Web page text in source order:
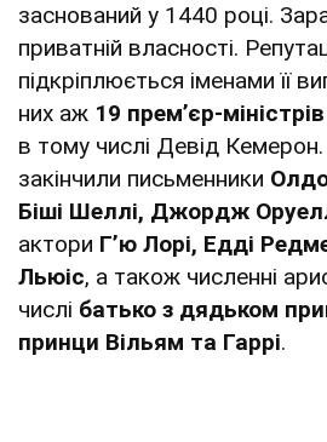
заснований у 1440 році.
приватній власності.
підкріплюється іменами її
них аж 19 прем’єр-
в тому числі Девід
закінчили письменники
Біші Шеллі, Джордж
актори Г’ю Лорі, Едді
Льюіс, а також численні
числі батько з дядьком
принци Вільям та Гаррі.